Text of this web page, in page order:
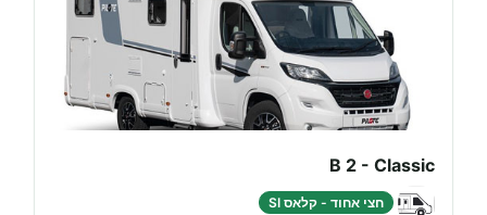
B 2 - Classic
חצי אחוד - קלאס SI